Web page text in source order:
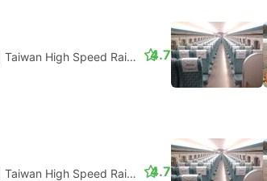
| Taiwan High Speed Rail | Pociąg #805| Miejsce
4.7
| Taiwan High Speed Rail | Pociąg #809| Miejsce
4.7